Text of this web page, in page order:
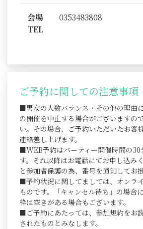
会場
TEL
0353483808
ご予約に関しての注意事項
■男女の人数バランス・その他の理由
の開催を中止する場合がございますの
い。その場合、ご予約いただいたお客
連絡差し上げます。
■WEB予約はパーティー開催時間の30
す。それ以降はお電話にてお申し込み
と参加者保護の為、番号を通知してお
■予約状況に関してましては、オンラ
ものです。「キャンセル待ち」の場合
枠は空きがある場合もございます。
■ご予約にあたっては、参加規約をお
されたものとみなします。